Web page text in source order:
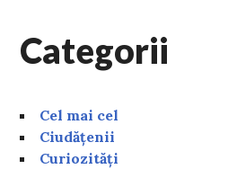
Categorii
Cel mai cel
Ciudățenii
Curiozități